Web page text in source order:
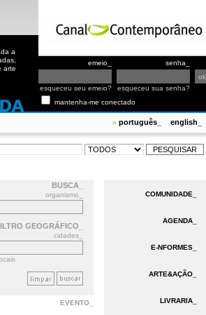
a
arte
emeio_ senha_
esqueceu seu emeio?
esqueceu sua senha?
mantenha-me conectado
» português_ english_
BUSCA_
organismo_
GEOGRÁFICO_
cidades_
EVENTO_
COMUNIDADE_
AGENDA_
E-NFORMES_
ARTE&AÇÃO_
LIVRARIA_